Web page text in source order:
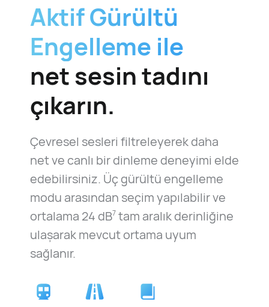
Aktif Gürültü
Engelleme ile
net sesin tadını
çıkarın.
Çevresel sesleri filtreleyerek daha
net ve canlı bir dinleme deneyimi elde
edebilirsiniz. Üç gürültü engelleme
modu arasından seçim yapılabilir ve
ortalama 24 dB7tam aralık derinliğine
ulaşarak mevcut ortama uyum
sağlanır.